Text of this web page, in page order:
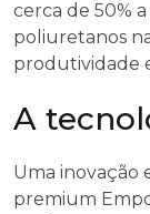
cerca de 50%
poliuretanos
produtividade
A
Uma inovação
premium